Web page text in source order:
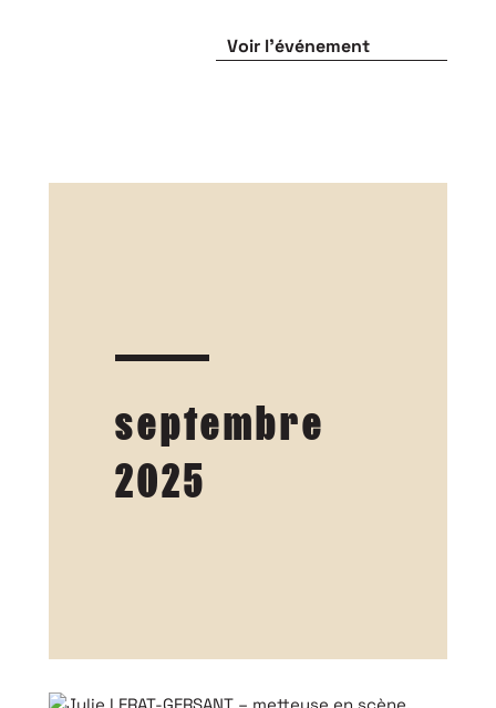
Voir l'événement
septembre
2025